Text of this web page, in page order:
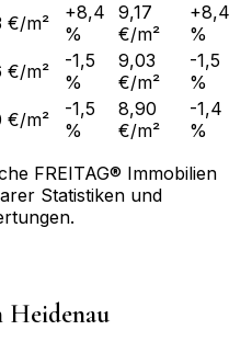
€/m²
+8,4
%
9,17
€/m²
+8,4
%
€/m²
-1,5
%
9,03
€/m²
-1,5
%
€/m²
-1,5
%
8,90
€/m²
-1,4
%
FREITAG® Immobilien
Statistiken und
Heidenau